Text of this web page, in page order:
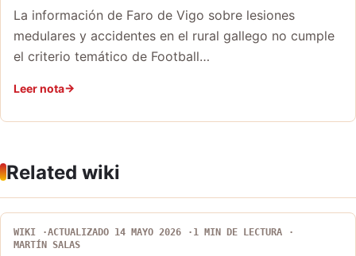
La información de Faro de Vigo sobre lesiones
medulares y accidentes en el rural gallego no cumple
el criterio temático de Football…
Leer nota
Related wiki
WIKI ACTUALIZADO 14 MAYO 2026
1 MIN DE LECTURA
MARTÍN SALAS